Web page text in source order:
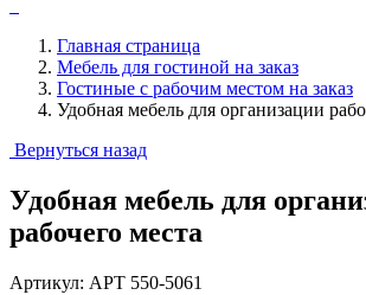
Главная страница
Мебель для гостиной на заказ
Гостиные с рабочим местом на заказ
Удобная мебель для организации
Вернуться назад
Удобная мебель для
рабочего места
Артикул: АРТ 550-5061